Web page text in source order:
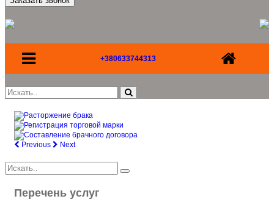
+380633744313
Previous Next
Перечень услуг